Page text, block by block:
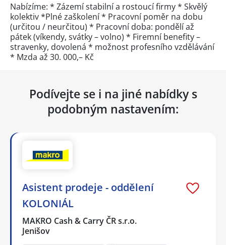
Nabízíme: * Zázemí stabilní a rostoucí firmy * Skvělý
kolektiv *Plné zaškolení * Pracovní poměr na dobu
(určitou / neurčitou) * Pracovní doba: pondělí až
pátek (víkendy, svátky – volno) * Firemní benefity –
stravenky, dovolená * možnost profesního vzdělávání
* Mzda až 30. 000,– Kč
Podívejte se i na jiné nabídky s
podobným nastavením:
Asistent prodeje - oddělení
KOLONIÁL
MAKRO Cash & Carry ČR s.r.o.
Jenišov